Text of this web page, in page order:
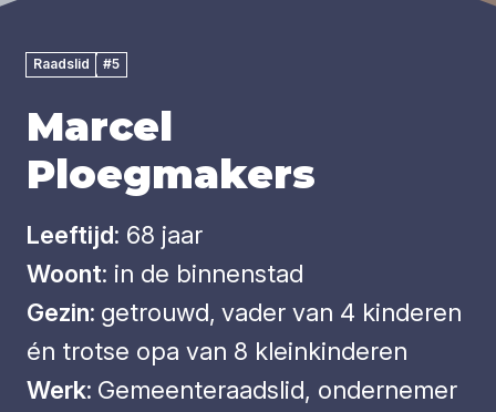
Raadslid #5
Marcel
Ploegmakers
Leeftijd: 68 jaar
Woont: in de binnenstad
Gezin: getrouwd, vader van 4 kinderen
én trotse opa van 8 kleinkinderen
Werk: Gemeenteraadslid, ondernemer